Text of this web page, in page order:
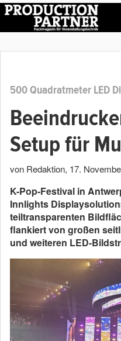
500 Quadratmeter LED
Setup für
von Redaktion, 17.
K-Pop-Festival in
Innlights
teiltransparenten
flankiert von großen
und weiteren LED-